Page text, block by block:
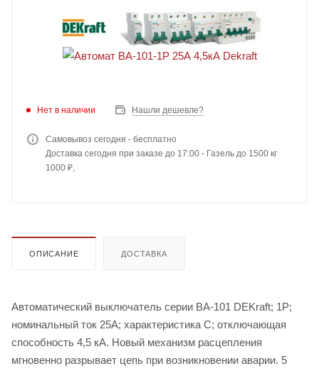
Нет в наличии Нашли дешевле?
Самовывоз сегодня - бесплатно
Доставка сегодня при заказе до 17:00 - Газель до 1500 кг
1000 ₽,
ОПИСАНИЕ ДОСТАВКА
Автоматический выключатель серии ВА-101 DEKraft; 1P;
номинальный ток 25А; характеристика С; отключающая
способность 4,5 кА. Новый механизм расцепления
мгновенно разрывает цепь при возникновении аварии. 5